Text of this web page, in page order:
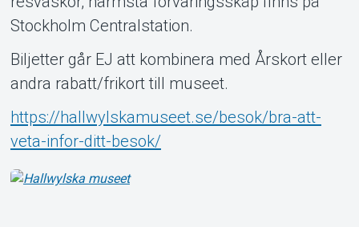
Stockholm Centralstation.
Biljetter går EJ att kombinera med Årskort eller
andra rabatt/frikort till museet.
https://hallwylskamuseet.se/besok/bra-att-
veta-infor-ditt-besok/